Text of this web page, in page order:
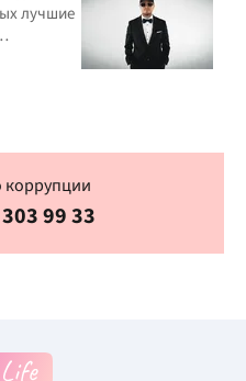
лучшие
99 33